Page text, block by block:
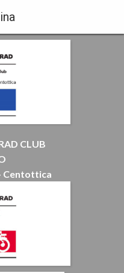
CLUB
Centottica